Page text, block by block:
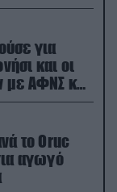
για
και οι
με ΑΦΝΣ και
το Oruc
αγωγό